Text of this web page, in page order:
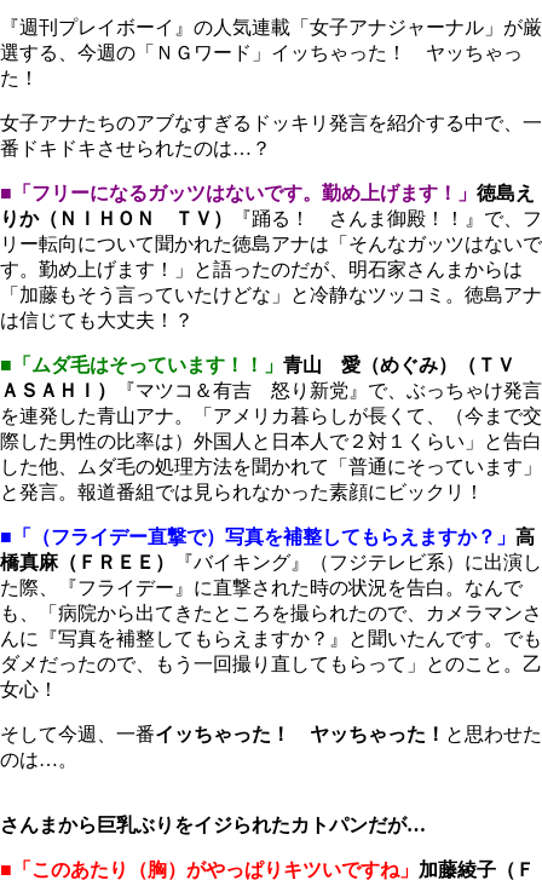
『週刊プレイボーイ』の人気連載「女子アナジャーナル」が厳
選する、今週の「ＮＧワード」イッちゃった！ ヤッちゃっ
た！
女子アナたちのアブなすぎるドッキリ発言を紹介する中で、一
番ドキドキさせられたのは…？
■「フリーになるガッツはないです。勤め上げます！」 徳島え
りか（ＮＩＨＯＮ ＴＶ）
『踊る！ さんま御殿！！』で、フ
リー転向について聞かれた徳島アナは「そんなガッツはないで
す。勤め上げます！」と語ったのだが、明石家さんまからは
「加藤もそう言っていたけどな」と冷静なツッコミ。徳島アナ
は信じても大丈夫！？
■「ムダ毛はそっています！！」 青山 愛（めぐみ）（ＴＶ
ＡＳＡＨＩ）
『マツコ＆有吉 怒り新党』で、ぶっちゃけ発言
を連発した青山アナ。「アメリカ暮らしが長くて、（今まで交
際した男性の比率は）外国人と日本人で２対１くらい」と告白
した他、ムダ毛の処理方法を聞かれて「普通にそっています」
と発言。報道番組では見られなかった素顔にビックリ！
■「（フライデー直撃で）写真を補整してもらえますか？」 高
橋真麻（ＦＲＥＥ）
『バイキング』（フジテレビ系）に出演し
た際、『フライデー』に直撃された時の状況を告白。なんで
も、「病院から出てきたところを撮られたので、カメラマンさ
んに『写真を補整してもらえますか？』と聞いたんです。でも
ダメだったので、もう一回撮り直してもらって」とのこと。乙
女心！
そして今週、一番イッちゃった！ ヤッちゃった！ と思わせた
のは…。
さんまから巨乳ぶりをイジられたカトパンだが…
■「このあたり（胸）がやっぱりキツいですね」 加藤綾子（Ｆ